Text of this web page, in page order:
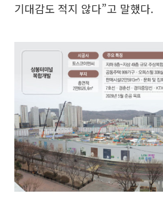
기대감도 적지 않다”고 말했다.